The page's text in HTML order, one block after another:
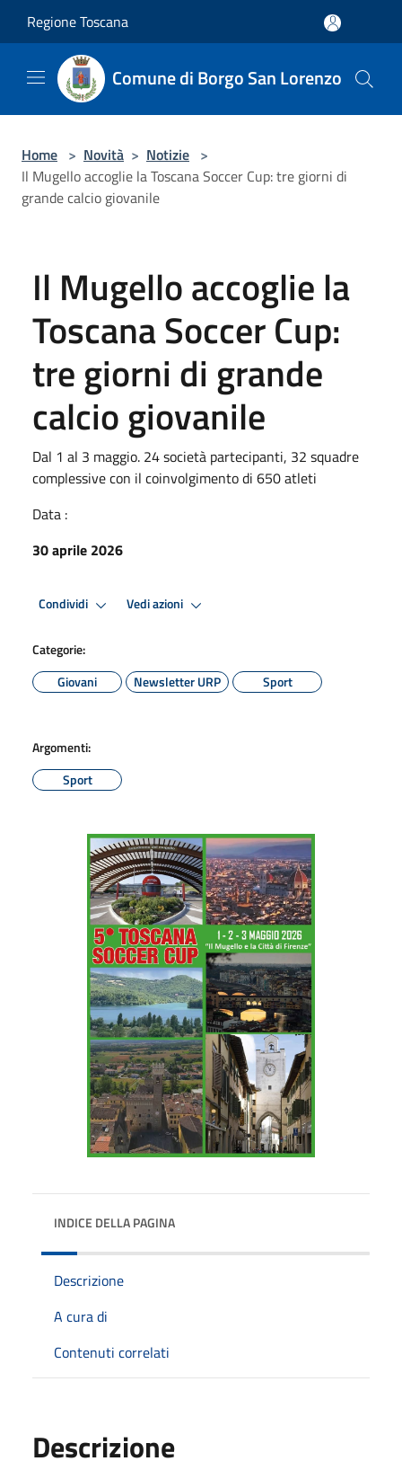
Regione Toscana
Comune di Borgo San Lorenzo
Home > Novità > Notizie >
Il Mugello accoglie la Toscana Soccer Cup: tre giorni di
grande calcio giovanile
Il Mugello accoglie la
Toscana Soccer Cup:
tre giorni di grande
calcio giovanile
Dal 1 al 3 maggio. 24 società partecipanti, 32 squadre
complessive con il coinvolgimento di 650 atleti
Data :
30 aprile 2026
Condividi Vedi azioni
Categorie:
Giovani
Newsletter URP Sport
Argomenti:
Sport
INDICE DELLA PAGINA
Descrizione
A cura di
Contenuti correlati
Descrizione